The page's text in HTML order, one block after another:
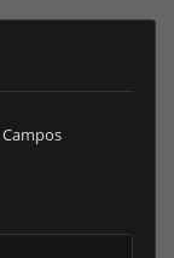
Campos